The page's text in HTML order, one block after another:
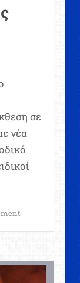
σε
νέα
on
σιωπηλή
«δολοφόνος»